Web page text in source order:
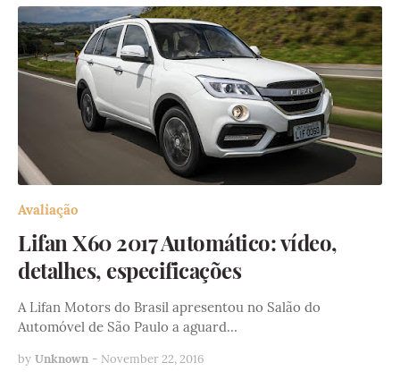
Avaliação
Lifan X60 2017 Automático: vídeo,
detalhes, especificações
A Lifan Motors do Brasil apresentou no Salão do
Automóvel de São Paulo a aguard…
by Unknown - November 22, 2016